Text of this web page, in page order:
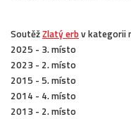
SoutěžZlatý erbv kategorii
2025 - 3. místo
2023 - 2. místo
2015 - 5. místo
2014 - 4. místo
2013 - 2. místo